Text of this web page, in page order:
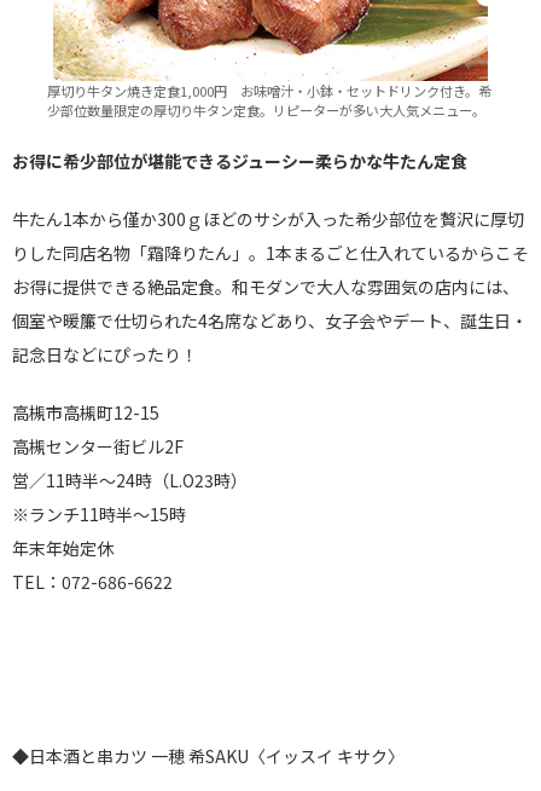
厚切り牛タン焼き定食1,000円 お味噌汁・小鉢・セットドリンク付き。希
少部位数量限定の厚切り牛タン定食。リピーターが多い大人気メニュー。
お得に希少部位が堪能できるジューシー柔らかな牛たん定食
牛たん1本から僅か300ｇほどのサシが入った希少部位を贅沢に厚切
りした同店名物「霜降りたん」。1本まるごと仕入れているからこそ
お得に提供できる絶品定食。和モダンで大人な雰囲気の店内には、
個室や暖簾で仕切られた4名席などあり、女子会やデート、誕生日・
記念日などにぴったり！
高槻市高槻町12-15
高槻センター街ビル2F
営／11時半～24時（L.O23時）
※ランチ11時半～15時
年末年始定休
TEL：072-686-6622
◆日本酒と串カツ 一穂 希SAKU〈イッスイ キサク〉